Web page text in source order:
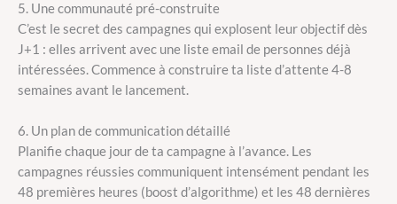
5. Une communauté pré-construite
C’est le secret des campagnes qui explosent leur objectif dès
J+1 : elles arrivent avec une liste email de personnes déjà
intéressées. Commence à construire ta liste d’attente 4-8
semaines avant le lancement.
6. Un plan de communication détaillé
Planifie chaque jour de ta campagne à l’avance. Les
campagnes réussies communiquent intensément pendant les
48 premières heures (boost d’algorithme) et les 48 dernières